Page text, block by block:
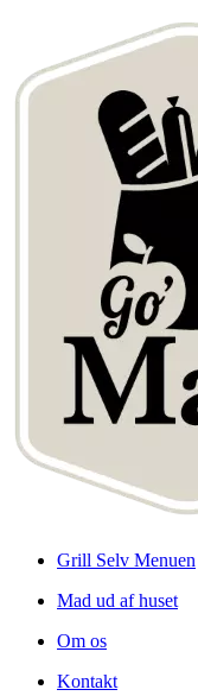
Grill Selv Menuen
Mad ud af huset
Om os
Kontakt